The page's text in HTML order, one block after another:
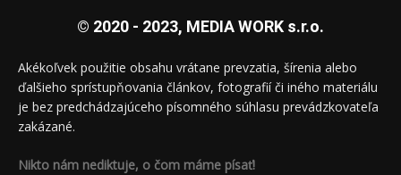
© 2020 - 2023, MEDIA WORK s.r.o.
Akékoľvek použitie obsahu vrátane prevzatia, šírenia alebo
ďalšieho sprístupňovania článkov, fotografií či iného materiálu
je bez predchádzajúceho písomného súhlasu prevádzkovateľa
zakázané.
Nikto nám nediktuje, o čom máme písať!